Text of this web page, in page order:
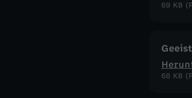
69 KB
68 KB